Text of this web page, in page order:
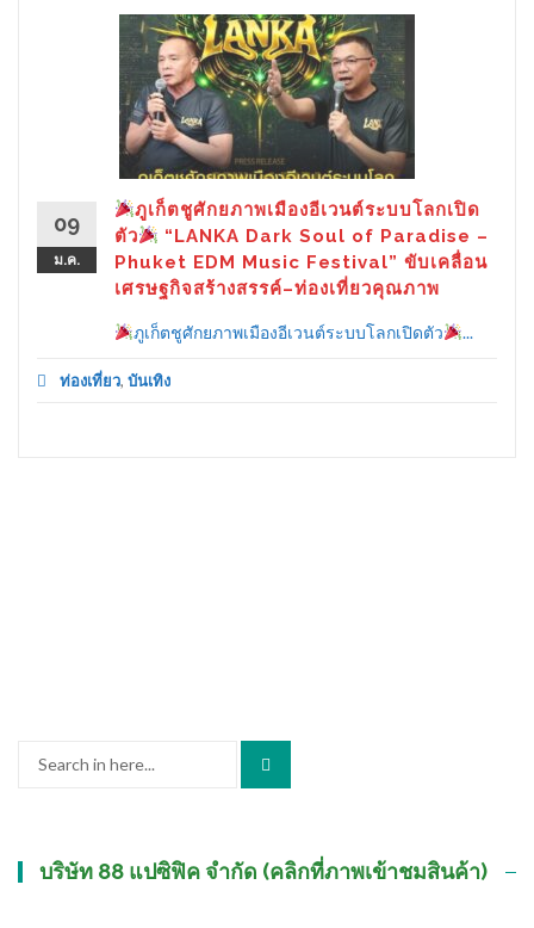
09
ม.ค.
ภูเก็ตชูศักยภาพเมืองอีเวนต์ระบบโลกเปิด
ตัว
“LANKA Dark Soul of Paradise –
Phuket EDM Music Festival” ขับเคลื่อน
เศรษฐกิจสร้างสรรค์–ท่องเที่ยวคุณภาพ
ภูเก็ตชูศักยภาพเมืองอีเวนต์ระบบโลกเปิดตัว ...
ท่องเที่ยว, บันเทิง
บริษัท 88 แปซิฟิค จำกัด (คลิกที่ภาพเข้าชมสินค้า)